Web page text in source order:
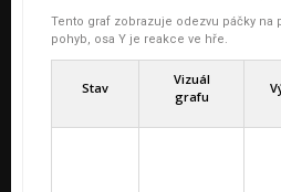
Tento graf zobrazuje odezvu páčky na
pohyb, osa Y je reakce ve hře.
Stav
Vizuál
grafu